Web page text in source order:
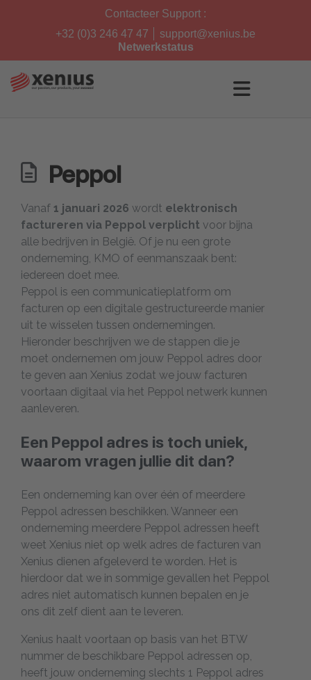
Contacteer Support :
+32 (0)3 246 47 47
support@xenius.be
Netwerkstatus
Peppol
Vanaf 1 januari 2026 wordt elektronisch
factureren via Peppol verplicht voor bijna
alle bedrijven in België. Of je nu een grote
onderneming, KMO of eenmanszaak bent:
iedereen doet mee.
Peppol is een communicatieplatform om
facturen op een digitale gestructureerde manier
uit te wisselen tussen ondernemingen.
Hieronder beschrijven we de stappen die je
moet ondernemen om jouw Peppol adres door
te geven aan Xenius zodat we jouw facturen
voortaan digitaal via het Peppol netwerk kunnen
aanleveren.
Een Peppol adres is toch uniek,
waarom vragen jullie dit dan?
Een onderneming kan over één of meerdere
Peppol adressen beschikken. Wanneer een
onderneming meerdere Peppol adressen heeft
weet Xenius niet op welk adres de facturen van
Xenius dienen afgeleverd te worden. Het is
hierdoor dat we in sommige gevallen het Peppol
adres niet automatisch kunnen bepalen en je
ons dit zelf dient aan te leveren.
Xenius haalt voortaan op basis van het BTW
nummer de beschikbare Peppol adressen op,
heeft jouw onderneming slechts 1 Peppol adres